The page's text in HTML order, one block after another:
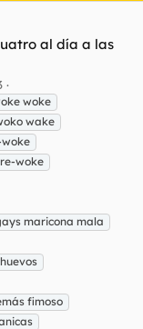
al día a las
woke
wake
woke
maricona mala
huevos
fimoso